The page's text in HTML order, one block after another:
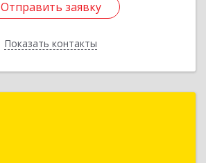
Отправить заявку
Показать контакты
Отправить заявку
Назад